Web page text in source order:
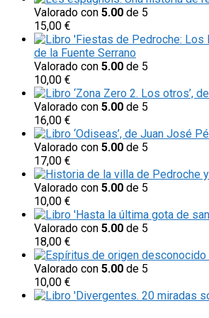
Valorado con 5.00 de 5
15,00 €
de la Fuente Serrano
Valorado con 5.00 de 5
10,00 €
Valorado con 5.00 de 5
16,00 €
Valorado con 5.00 de 5
17,00 €
Valorado con 5.00 de 5
10,00 €
Valorado con 5.00 de 5
18,00 €
Valorado con 5.00 de 5
10,00 €